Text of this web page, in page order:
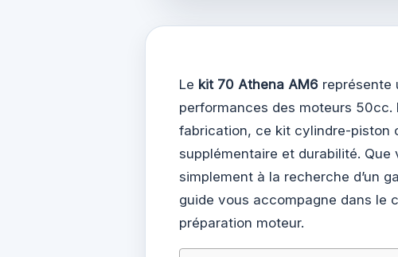
Le kit 70 Athena AM6 représente
performances des moteurs
fabrication, ce kit cylindre-piston
supplémentaire et durabilité.
simplement à la recherche d’un
guide vous accompagne dans le
préparation moteur.